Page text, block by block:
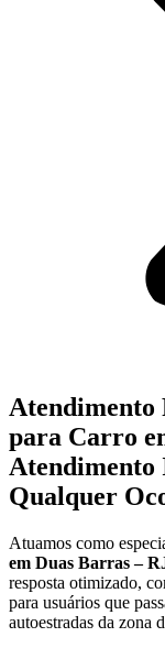
Atendimento
para Carro
Atendimento
Qualquer
Atuamos como
em Duas Barras –
resposta otimizado,
para usuários que
autoestradas da zona